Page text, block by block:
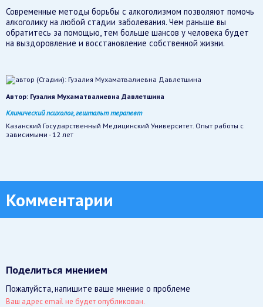
Современные методы борьбы с алкоголизмом позволяют помочь
алкоголику на любой стадии заболевания. Чем раньше вы
обратитесь за помощью, тем больше шансов у человека будет
на выздоровление и восстановление собственной жизни.
Автор: Гузалия Мухаматвалиевна Давлетшина
Клинический психолог, гештальт терапевт
Казанский Государственный Медицинский Университет. Опыт работы с
зависимыми - 12 лет
Комментарии
Поделиться мнением
Пожалуйста, напишите ваше мнение о проблеме
Ваш адрес email не будет опубликован.